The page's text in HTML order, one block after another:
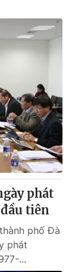
phát
tiên
phố Đà
phát
...